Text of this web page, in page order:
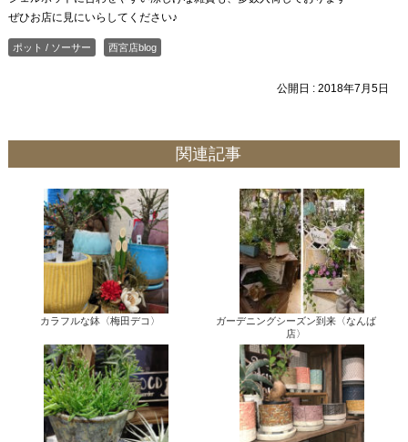
ぜひお店に見にいらしてください♪
ポット / ソーサー 西宮店blog
公開日 :2018年7月5日
関連記事
カラフルな鉢〈梅田デコ〉
ガーデニングシーズン到来〈なんば
店〉